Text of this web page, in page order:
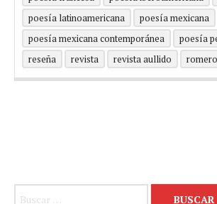
poesía latinoamericana
poesía mexicana
poesía mexicana contemporánea
poesía
reseña
revista revista aullido romero